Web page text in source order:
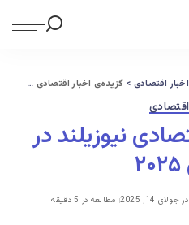
اخبار اقتصادی > گزیده‌ی اخبار اقتصادی نیوزیلند در ژوئن ۲۰۲۵
اقتصادی
نیوزیلند در
14, 2025 مطالعه در 5 دقیقه